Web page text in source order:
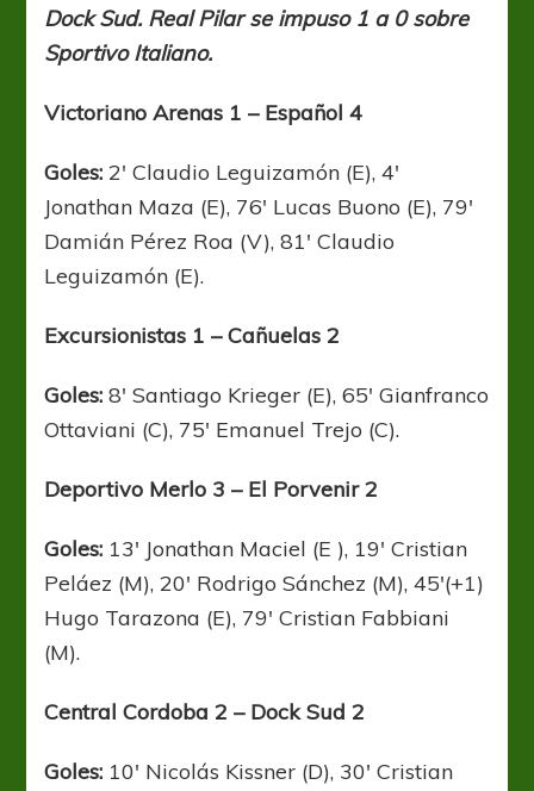
Dock Sud. Real Pilar se impuso 1 a 0 sobre
Sportivo Italiano.
Victoriano Arenas 1 – Español 4
Goles: 2′ Claudio Leguizamón (E), 4′
Jonathan Maza (E), 76′ Lucas Buono (E), 79′
Damián Pérez Roa (V), 81′ Claudio
Leguizamón (E).
Excursionistas 1 – Cañuelas 2
Goles: 8′ Santiago Krieger (E), 65′ Gianfranco
Ottaviani (C), 75′ Emanuel Trejo (C).
Deportivo Merlo 3 – El Porvenir 2
Goles: 13′ Jonathan Maciel (E ), 19′ Cristian
Peláez (M), 20′ Rodrigo Sánchez (M), 45′(+1)
Hugo Tarazona (E), 79′ Cristian Fabbiani
(M).
Central Cordoba 2 – Dock Sud 2
Goles: 10′ Nicolás Kissner (D), 30′ Cristian